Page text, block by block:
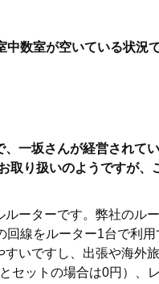
中数室が空いている状況
一坂さんが経営されて
取り扱いのようですが、
ーターです。弊社のル
線をルーター1台で利
いですし、出張や海外
セットの場合は0円）、